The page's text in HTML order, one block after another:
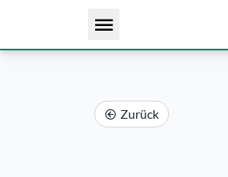
Zurück